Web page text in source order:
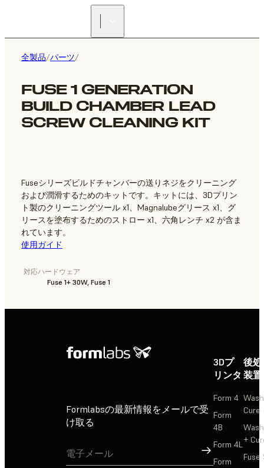
全製品/パーツ/
FUSE 1 GENERATION
BUILD CHAMBER LEAD
SCREW CLEANING KIT
Fuseシリーズビルドチャンバーの送りネジをクリーニング
および潤滑するためのキットです。キットには、3Dプリン
ト製のクリーニングツール x1、Magnalubeグリース x1、グ
リースを塗布するためのストロー x1、六角レンチ x2 が含ま
れています。
使用ガイド
対応ハードウェア
Fuse 1+ 30W, Fuse 1
Formlabsの最新情報をメールで受
け取る
サインアップ
3Dプ
リンタ
Form 4
Form
4B
Form 4L
Form
後
装置
Cure
+
Fuse